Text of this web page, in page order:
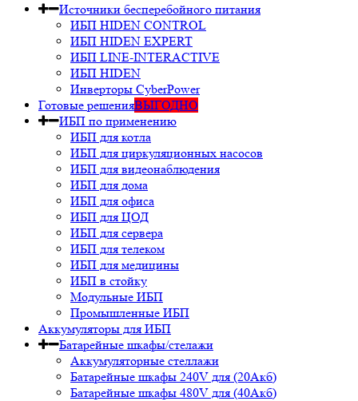
Источники бесперебойного питания
ИБП HIDEN CONTROL
ИБП HIDEN EXPERT
ИБП LINE-INTERACTIVE
ИБП HIDEN
Инверторы CyberPower
Готовые решенияВЫГОДНО
ИБП по применению
ИБП для котла
ИБП для циркуляционных насосов
ИБП для видеонаблюдения
ИБП для дома
ИБП для офиса
ИБП для ЦОД
ИБП для сервера
ИБП для телеком
ИБП для медицины
ИБП в стойку
Модульные ИБП
Промышленные ИБП
Аккумуляторы для ИБП
Батарейные шкафы/стелажи
Аккумуляторные стеллажи
Батарейные шкафы 240V для (20Акб)
Батарейные шкафы 480V для (40Акб)